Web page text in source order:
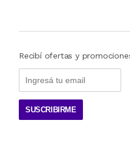
Recibí ofertas y
SUSCRIBIRME